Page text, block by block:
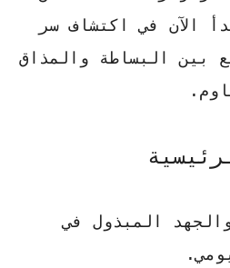
الآن في اكتشاف سر
بين البساطة والمذاق
المبذول في